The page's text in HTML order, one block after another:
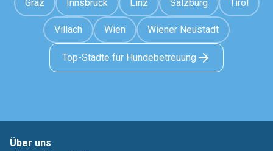
Graz Innsbruck Linz Salzburg Tirol
Villach Wien Wiener Neustadt
Top-Städte für Hundebetreuung
Über uns